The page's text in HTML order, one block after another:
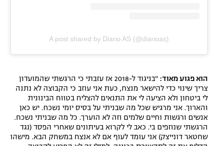
A post shared by Diario AS (@diarioas)
הוא פגוע מאוד:
"בניגוד ל-2018 אז עזבתי כי הרגשתי שהמועדון
צריך שינוי כדי להישאר מנצח, כעת אני עוזב כי הקבוצה לא נתנה
לי ביטחון ולא הציעה לי את התנאים להצליח בטווח הבינונית
והארוך. אני מרגיש שכל מה שבניתי על בסיס יומי נשכח. יש כאן
אנשים ורגשות וחיים שלמים וזה לא הוערך. כל מה שבניתי נשכח.
הרגשתי שנוזפים בי. כאב לי לקרוא בעיתונים שאחרי הפסד (נגד
שחטאר דונייצק) אני עומד לעוף אם לא אנצח במשחק הבא. מישהו